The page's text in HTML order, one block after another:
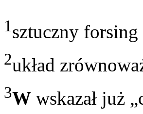
1sztuczny
2układ
3W wskazał już